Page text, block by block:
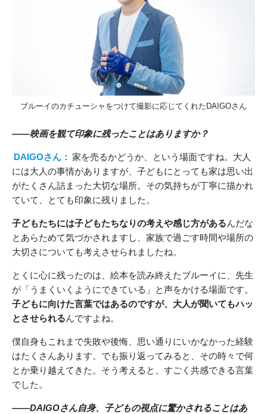
ブルーイのカチューシャをつけて撮影に応じてくれたDAIGOさん
――映画を観て印象に残ったことはありますか？
DAIGOさん： 家を売るかどうか、という場面ですね。大人
には大人の事情がありますが、子どもにとっても家は思い出
がたくさん詰まった大切な場所。その気持ちが丁寧に描かれ
ていて、とても印象に残りました。
子どもたちには子どもたちなりの考えや感じ方があるんだな
とあらためて気づかされますし、家族で過ごす時間や場所の
大切さについても考えさせられましたね。
とくに心に残ったのは、絵本を読み終えたブルーイに、先生
が「うまくいくようにできている」と声をかける場面です。
子どもに向けた言葉ではあるのですが、大人が聞いてもハッ
とさせられるんですよね。
僕自身もこれまで失敗や後悔、思い通りにいかなかった経験
はたくさんあります。でも振り返ってみると、その時々で何
とか乗り越えてきた。そう考えると、すごく共感できる言葉
でした。
――DAIGOさん自身、子どもの視点に驚かされることはあ